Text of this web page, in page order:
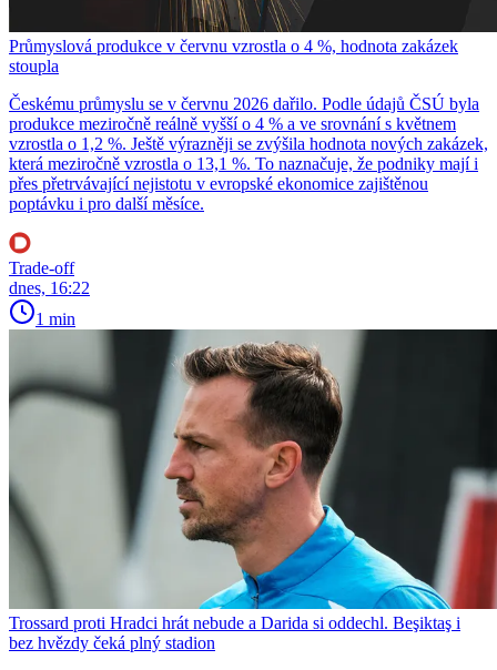
Průmyslová produkce v červnu vzrostla o 4 %, hodnota zakázek
stoupla
Českému průmyslu se v červnu 2026 dařilo. Podle údajů ČSÚ byla
produkce meziročně reálně vyšší o 4 % a ve srovnání s květnem
vzrostla o 1,2 %. Ještě výrazněji se zvýšila hodnota nových zakázek,
která meziročně vzrostla o 13,1 %. To naznačuje, že podniky mají i
přes přetrvávající nejistotu v evropské ekonomice zajištěnou
poptávku i pro další měsíce.
Trade-off
dnes, 16:22
1 min
Trossard proti Hradci hrát nebude a Darida si oddechl. Beşiktaş i
bez hvězdy čeká plný stadion